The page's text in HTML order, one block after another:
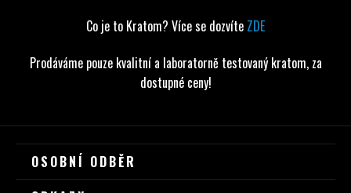
Co je to Kratom? Více se dozvíte ZDE
Prodáváme pouze kvalitní a laboratorně testovaný kratom, za
dostupné ceny!
OSOBNÍ ODBĚR